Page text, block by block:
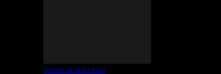
TEXTES DE RÉFLEXION